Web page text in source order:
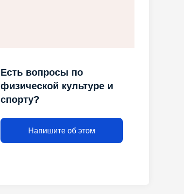
Есть вопросы по
физической культуре и
спорту?
Напишите об этом